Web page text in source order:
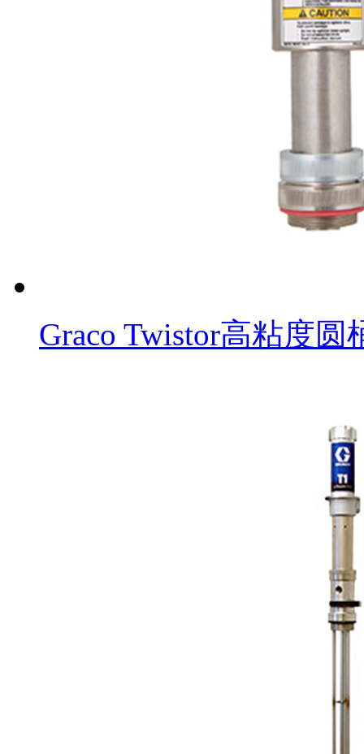
Graco Twistor高粘度圆